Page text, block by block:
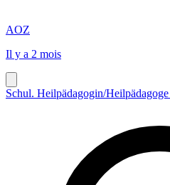
AOZ
Il y a 2 mois
Schul. Heilpädagogin/